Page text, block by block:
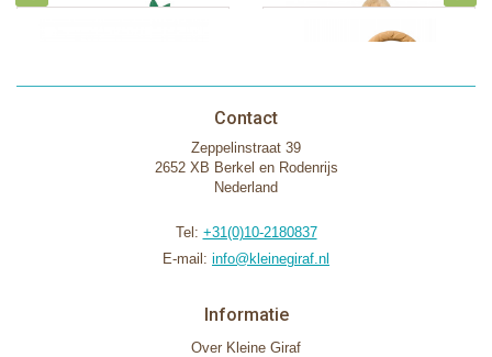
Contact
Zeppelinstraat 39
2652 XB Berkel en Rodenrijs
Nederland
Tel: +31(0)10-2180837
E-mail: info@kleinegiraf.nl
Informatie
Over Kleine Giraf